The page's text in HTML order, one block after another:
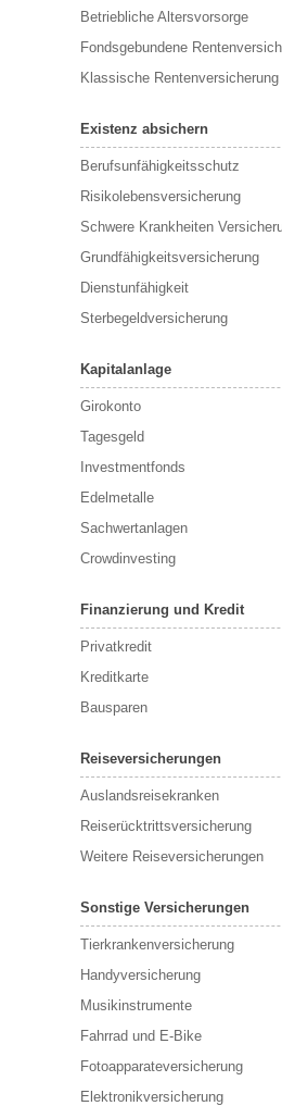
Betriebliche Altersvorsorge
Fondsgebundene
Klassische Rentenversicherung
Existenz absichern
Berufsunfähigkeitsschutz
Risikolebensversicherung
Schwere Krankheiten
Grundfähigkeitsversicherung
Dienstunfähigkeit
Sterbegeldversicherung
Kapitalanlage
Girokonto
Tagesgeld
Investmentfonds
Edelmetalle
Sachwertanlagen
Crowdinvesting
Finanzierung und Kredit
Privatkredit
Kreditkarte
Bausparen
Reiseversicherungen
Auslandsreisekranken
Reiserücktrittsversicherung
Weitere Reiseversicherungen
Sonstige Versicherungen
Tierkrankenversicherung
Handyversicherung
Musikinstrumente
Fahrrad und E-Bike
Fotoapparateversicherung
Elektronikversicherung